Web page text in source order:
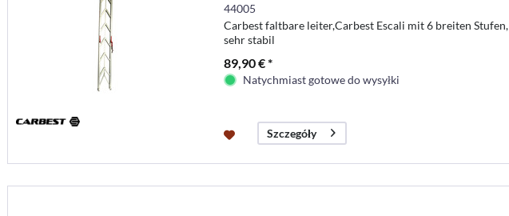
44005
Carbest faltbare leiter,Carbest Escali mit 6 breiten Stufen,
sehr stabil
89,90 € *
Natychmiast gotowe do wysyłki
Szczegóły